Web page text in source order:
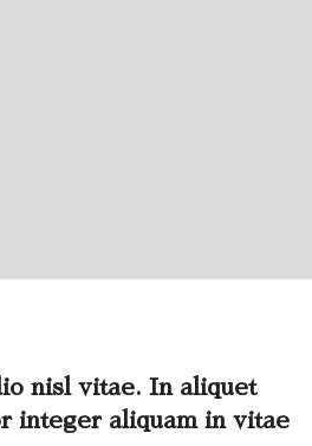
nisl vitae. In aliquet
integer aliquam in vitae